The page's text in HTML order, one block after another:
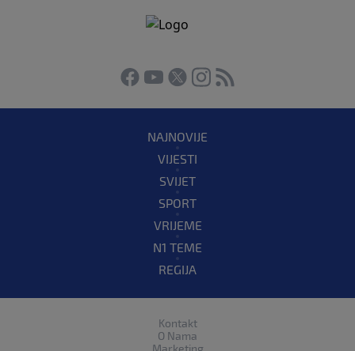
NAJNOVIJE
VIJESTI
SVIJET
SPORT
VRIJEME
N1 TEME
REGIJA
Kontakt
O Nama
Marketing